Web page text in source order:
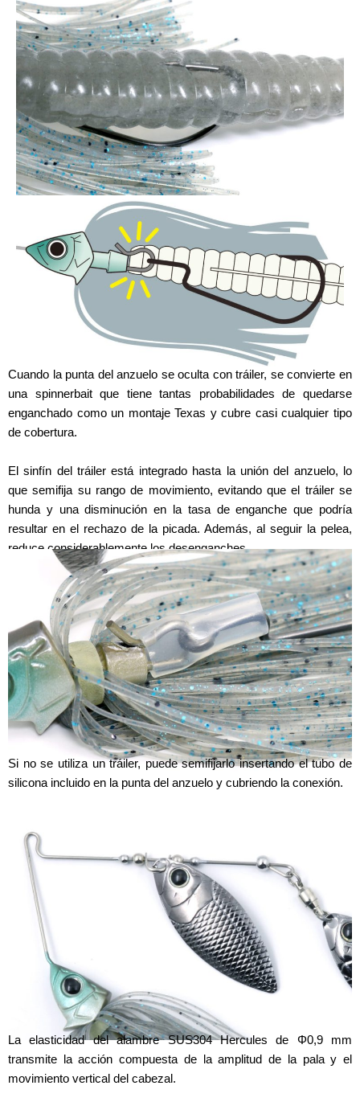
Cuando la punta del anzuelo se oculta con tráiler, se convierte en
una spinnerbait que tiene tantas probabilidades de quedarse
enganchado como un montaje Texas y cubre casi cualquier tipo
de cobertura.
El sinfín del tráiler está integrado hasta la unión del anzuelo, lo
que semifija su rango de movimiento, evitando que el tráiler se
hunda y una disminución en la tasa de enganche que podría
resultar en el rechazo de la picada. Además, al seguir la pelea,
reduce considerablemente los desenganches.
Si no se utiliza un tráiler, puede semifijarlo insertando el tubo de
silicona incluido en la punta del anzuelo y cubriendo la conexión.
ARM & ARM SETTING
La elasticidad del alambre SUS304 Hercules de Φ0,9 mm
transmite la acción compuesta de la amplitud de la pala y el
movimiento vertical del cabezal.